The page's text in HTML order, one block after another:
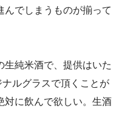
んでしまうものが揃って
生純米酒で、提供はいた
ルグラスで頂くことが
対に飲んで欲しい。生酒